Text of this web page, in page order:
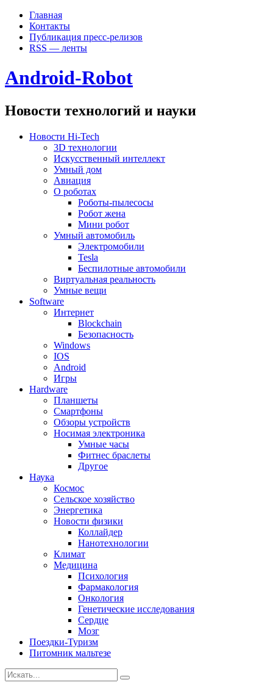
Главная
Контакты
Публикация пресс-релизов
RSS — ленты
Android-Robot
Новости технологий и науки
Новости Hi-Tech
3D технологии
Искусственный интеллект
Умный дом
Авиация
О роботах
Роботы-пылесосы
Робот жена
Мини робот
Умный автомобиль
Электромобили
Tesla
Беспилотные автомобили
Виртуальная реальность
Умные вещи
Software
Интернет
Blockchain
Безопасность
Windows
IOS
Android
Игры
Hardware
Планшеты
Смартфоны
Обзоры устройств
Носимая электроника
Умные часы
Фитнес браслеты
Другое
Наука
Космос
Сельское хозяйство
Энергетика
Новости физики
Коллайдер
Нанотехнологии
Климат
Медицина
Психология
Фармакология
Онкология
Генетические исследования
Сердце
Мозг
Поездки-Туризм
Питомник мальтезе